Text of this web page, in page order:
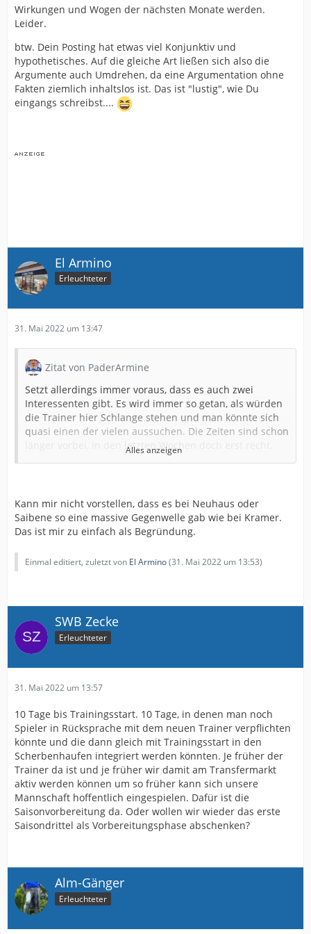
Wirkungen und Wogen der nächsten Monate werden.
Leider.
btw. Dein Posting hat etwas viel Konjunktiv und
hypothetisches. Auf die gleiche Art ließen sich also die
Argumente auch Umdrehen, da eine Argumentation ohne
Fakten ziemlich inhaltslos ist. Das ist "lustig", wie Du
eingangs schreibst....
El Armino
Erleuchteter
31. Mai 2022 um 13:47
Zitat von PaderArmine
Setzt allerdings immer voraus, dass es auch zwei
Interessenten gibt. Es wird immer so getan, als würden
die Trainer hier Schlange stehen und man könnte sich
quasi einen der vielen aussuchen. Die Zeiten sind schon
länger vorbei, in den letzten Wochen doch erst recht.
Wir sind nicht alleine auf Trainersuche...
bestreite ich hingegen gar nicht. Da gibts deutlich Luft
nach oben und stinkt mir zum Teil auch gewaltig!
Hier gehts aber um die "Trainersuche": und da hat der
Mitgliedern, um einen Trainer zu finden der am besten
allen entspricht, Mitgliedern mit eingeschlossen. Ein
"Wir Gefühl" oder "Schulterschluss" entsteht nicht bei
der Suche eines Trainers. Wichtig ist, was danach
Das ist eine Vereinsinterna, die sich im auf die GF Sport
kommuniziert werden. Alle nötigen Infos wurden
bisweilen gegeben. Was denn noch? Gerüchte? Das viel
genannte "Trainerprofil" veröffentlichen oder am besten
die Vertragskonditionen ausschreiben? Was sollte das
deiner Meinung nach sein, damit Du dich besser fühlst
und dein Vertrauen gestärkt ist?
Am besten noch die Namen, die Kandidaten nennen,
die abgesprungen sind!
Das wünschen sich ja auch
unruhigen Zeit mit seinen nötigen, unpopulären
Entscheidungen nicht noch mehr Unruhe reinbringt, in
dem man sie mutwillig breittritt und ständig
Wasserstandsmeldungen raushaut, die sich dann nicht
bewahrheiten. Siehe andere Medienlandschaften im
Alles anzeigen
Kann mir nicht vorstellen, dass es bei Neuhaus oder
Saibene so eine massive Gegenwelle gab wie bei Kramer.
Das ist mir zu einfach als Begründung.
Einmal editiert, zuletzt von El Armino(31. Mai 2022 um 13:53)
SWB Zecke
Erleuchteter
31. Mai 2022 um 13:57
10 Tage bis Trainingsstart. 10 Tage, in denen man noch
Spieler in Rücksprache mit dem neuen Trainer verpflichten
könnte und die dann gleich mit Trainingsstart in den
Scherbenhaufen integriert werden könnten. Je früher der
Trainer da ist und je früher wir damit am Transfermarkt
aktiv werden können um so früher kann sich unsere
Mannschaft hoffentlich eingespielen. Dafür ist die
Saisonvorbereitung da. Oder wollen wir wieder das erste
Saisondrittel als Vorbereitungsphase abschenken?
Alm-Gänger
Erleuchteter